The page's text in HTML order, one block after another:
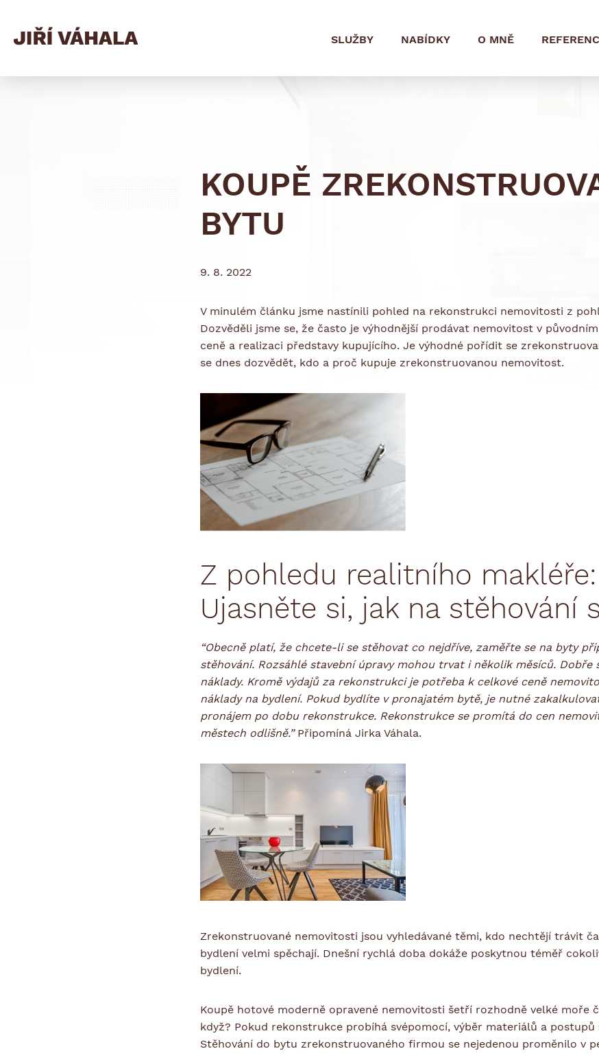
SLUŽBY NABÍDKY O MNĚ
KOUPĚ
BYTU
9. 8. 2022
V minulém článku jsme nastínili pohled na rekonstrukci nemovitosti z
Dozvěděli jsme se, že často je výhodnější prodávat nemovitost v
ceně a realizaci představy kupujícího. Je výhodné pořídit se
se dnes dozvědět, kdo a proč kupuje zrekonstruovanou nemovitost.
Z pohledu realitního makléře:
Ujasněte si, jak na stěhování
“Obecně platí, že chcete-li se stěhovat co nejdříve, zaměřte se na byty
stěhování. Rozsáhlé stavební úpravy mohou trvat i několik měsíců. Dobře
náklady. Kromě výdajů za rekonstrukci je potřeba k celkové ceně
náklady na bydlení. Pokud bydlíte v pronajatém bytě, je nutné
pronájem po dobu rekonstrukce. Rekonstrukce se promítá do cen
městech odlišně.”Připomíná Jirka Váhala.
Zrekonstruované nemovitosti jsou vyhledávané těmi, kdo nechtějí trávit
bydlení velmi spěchají. Dnešní rychlá doba dokáže poskytnou téměř
bydlení.
Koupě hotové moderně opravené nemovitosti šetří rozhodně velké moře
když? Pokud rekonstrukce probíhá svépomocí, výběr materiálů a postupů
Stěhování do bytu zrekonstruovaného firmou se nejedenou proměnilo v